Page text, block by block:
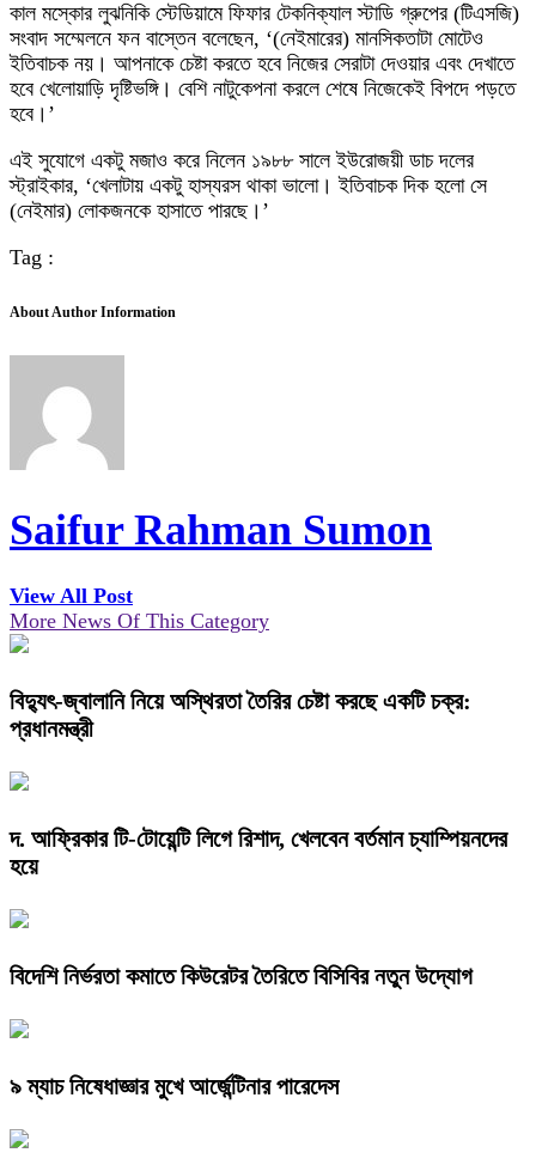
কাল মস্কোর লুঝনিকি স্টেডিয়ামে ফিফার টেকনিক্যাল স্টাডি গ্রুপের (টিএসজি)
সংবাদ সম্মেলনে ফন বাস্তেন বলেছেন, ‘(নেইমারের) মানসিকতাটা মোটেও
ইতিবাচক নয়। আপনাকে চেষ্টা করতে হবে নিজের সেরাটা দেওয়ার এবং দেখাতে
হবে খেলোয়াড়ি দৃষ্টিভঙ্গি। বেশি নাটুকেপনা করলে শেষে নিজেকেই বিপদে পড়তে
হবে।’
এই সুযোগে একটু মজাও করে নিলেন ১৯৮৮ সালে ইউরোজয়ী ডাচ দলের
স্ট্রাইকার, ‘খেলাটায় একটু হাস্যরস থাকা ভালো। ইতিবাচক দিক হলো সে
(নেইমার) লোকজনকে হাসাতে পারছে।’
Tag :
About Author Information
Saifur Rahman Sumon
View All Post
More News Of This Category
বিদ্যুৎ-জ্বালানি নিয়ে অস্থিরতা তৈরির চেষ্টা করছে একটি চক্র:
প্রধানমন্ত্রী
দ. আফ্রিকার টি-টোয়েন্টি লিগে রিশাদ, খেলবেন বর্তমান চ্যাম্পিয়নদের
হয়ে
বিদেশি নির্ভরতা কমাতে কিউরেটর তৈরিতে বিসিবির নতুন উদ্যোগ
৯ ম্যাচ নিষেধাজ্ঞার মুখে আর্জেন্টিনার পারেদেস